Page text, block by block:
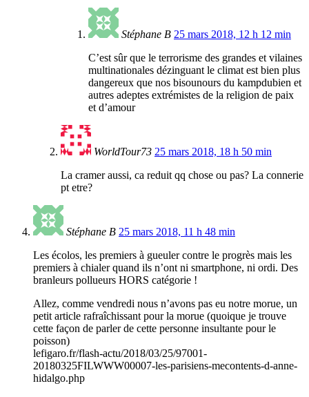
Stéphane B 25 mars 2018, 12 h 12 min
C’est sûr que le terrorisme des grandes et vilaines
multinationales dézinguant le climat est bien plus
dangereux que nos bisounours du kampdubien et
autres adeptes extrémistes de la religion de paix
et d’amour
WorldTour73 25 mars 2018, 18 h 50 min
La cramer aussi, ca reduit qq chose ou pas? La connerie
pt etre?
Stéphane B 25 mars 2018, 11 h 48 min
Les écolos, les premiers à gueuler contre le progrès mais les
premiers à chialer quand ils n’ont ni smartphone, ni ordi. Des
branleurs pollueurs HORS catégorie !
Allez, comme vendredi nous n’avons pas eu notre morue, un
petit article rafraîchissant pour la morue (quoique je trouve
cette façon de parler de cette personne insultante pour le
poisson)
lefigaro.fr/flash-actu/2018/03/25/97001-
20180325FILWWW00007-les-parisiens-mecontents-d-anne-
hidalgo.php